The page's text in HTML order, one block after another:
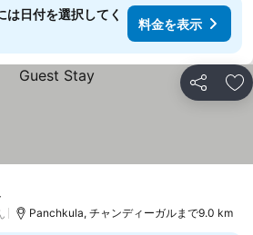
は日付を選択してく
料金を表示
シェア お
Panchkula, チャンディーガルまで9.0 km